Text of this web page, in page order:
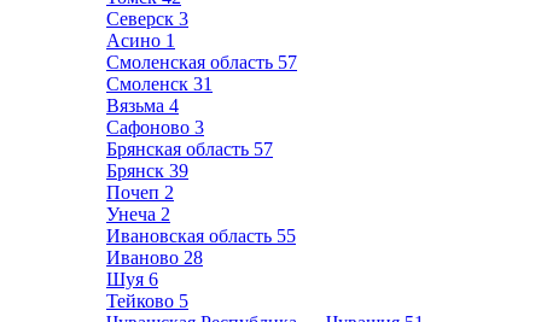
Северск 3
Асино 1
Смоленская область 57
Смоленск 31
Вязьма 4
Сафоново 3
Брянская область 57
Брянск 39
Почеп 2
Унеча 2
Ивановская область 55
Иваново 28
Шуя 6
Тейково 5